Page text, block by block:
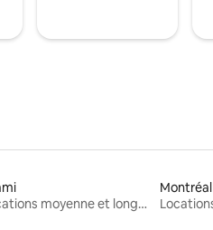
Locations moyenne et longue durée
Montréal